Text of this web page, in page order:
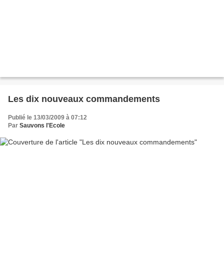
Les dix nouveaux commandements
Publié le 13/03/2009 à 07:12
Par Sauvons l'Ecole